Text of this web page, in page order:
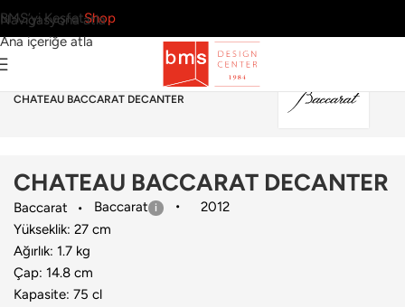
Navigasyona atla
Ana içeriğe atla
BMS’yi KeşfetShop
Sürahi & Karaf› Baccarat
CHATEAU BACCARAT DECANTER
CHATEAU BACCARAT DECANTER
Baccarat Baccarat
2012
Yükseklik: 27 cm
Ağırlık: 1.7 kg
Çap: 14.8 cm
Kapasite: 75 cl